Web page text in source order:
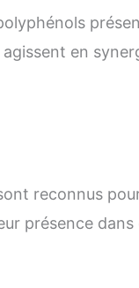
agissent en
reconnus
présence